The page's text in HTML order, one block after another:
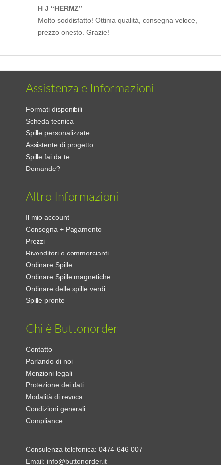
H J “HERMZ”
Molto soddisfatto! Ottima qualità, consegna veloce,
prezzo onesto. Grazie!
Assistenza e Informazioni
Formati disponibili
Scheda tecnica
Spille personalizzate
Assistente di progetto
Spille fai da te
Domande?
Altro Informazioni
Il mio account
Consegna + Pagamento
Prezzi
Rivenditori e commercianti
Ordinare Spille
Ordinare Spille magnetiche
Ordinare delle spille verdi
Spille pronte
Chi è Buttonorder
Contatto
Parlando di noi
Menzioni legali
Protezione dei dati
Modalità di revoca
Condizioni generali
Compliance
Consulenza telefonica:0474-646 007
Email: info@buttonorder.it